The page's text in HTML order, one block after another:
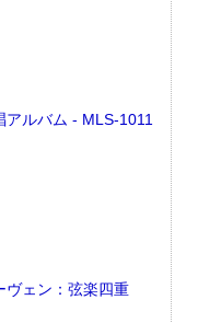
ルバム - MLS-1011
ヴェン：弦楽四重